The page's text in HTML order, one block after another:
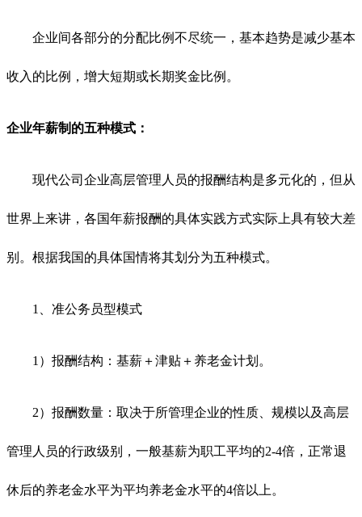
企业间各部分的分配比例不尽统一，基本趋势是减少基本
收入的比例，增大短期或长期奖金比例。
企业年薪制的五种模式：
现代公司企业高层管理人员的报酬结构是多元化的，但从
世界上来讲，各国年薪报酬的具体实践方式实际上具有较大差
别。根据我国的具体国情将其划分为五种模式。
1、准公务员型模式
1）报酬结构：基薪＋津贴＋养老金计划。
2）报酬数量：取决于所管理企业的性质、规模以及高层
管理人员的行政级别，一般基薪为职工平均的2-4倍，正常退
休后的养老金水平为平均养老金水平的4倍以上。